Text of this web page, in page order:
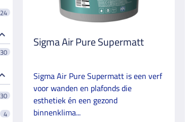
24
30
30
4
Sigma Air Pure Supermatt
Sigma Air Pure Supermatt is een verf
voor wanden en plafonds die
esthetiek én een gezond
binnenklima...